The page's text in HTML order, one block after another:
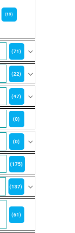
(19)
(71)
(22)
(47)
(0)
(0)
(175)
(137)
(61)